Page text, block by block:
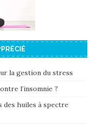
la gestion du stress
l’insomnie ?
des huiles à spectre